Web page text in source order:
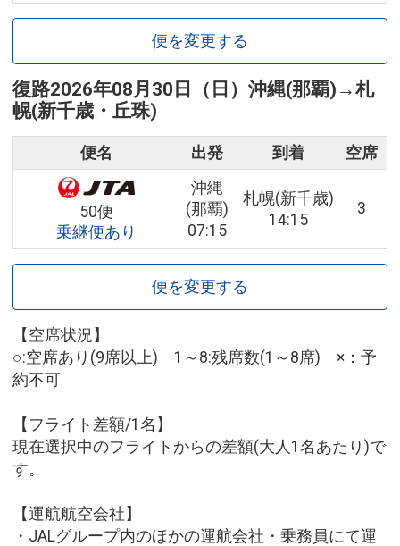
便を変更する
復路2026年08月30日（日） 沖縄(那覇) →札
幌(新千歳・丘珠)
便名 出発 到着 空席
50便
乗継便あり
沖縄
(那覇)
07:15
札幌(新千歳)
14:15
3
便を変更する
【空席状況】
○:空席あり(9席以上) 1～8:残席数(1～8席) ×：予
約不可
【フライト差額/1名】
現在選択中のフライトからの差額(大人1名あたり)で
す。
【運航航空会社】
・JALグループ内のほかの運航会社・乗務員にて運